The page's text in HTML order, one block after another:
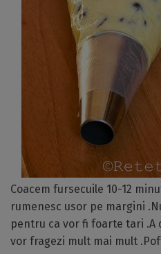
Coacem fursecuile 10-12
rumenesc usor pe margini
pentru ca vor fi foarte tari .A
vor fragezi mult mai mult